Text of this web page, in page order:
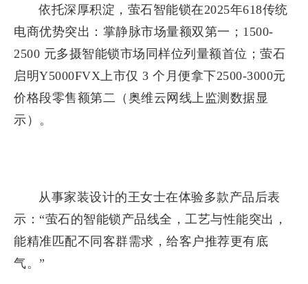
依托深厚积淀，萤石智能锁在2025年618传统
电商优势突出：掌静脉市场量额双第一；1500-
2500 元多摄智能锁市场同样位列量额首位；萤石
启明Y5000FVX上市仅 3 个月便拿下2500-3000元
价格段零售额第二（奥维云网线上监测数据显
示）。
从事家装设计的王女士在体验多款产品后表
示：“萤石的智能锁产品线全，工艺与性能突出，
能精准匹配不同客群需求，给客户推荐更有底
气。”